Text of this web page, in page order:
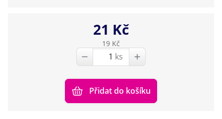
21 Kč
19 Kč
ks
Přidat do košíku